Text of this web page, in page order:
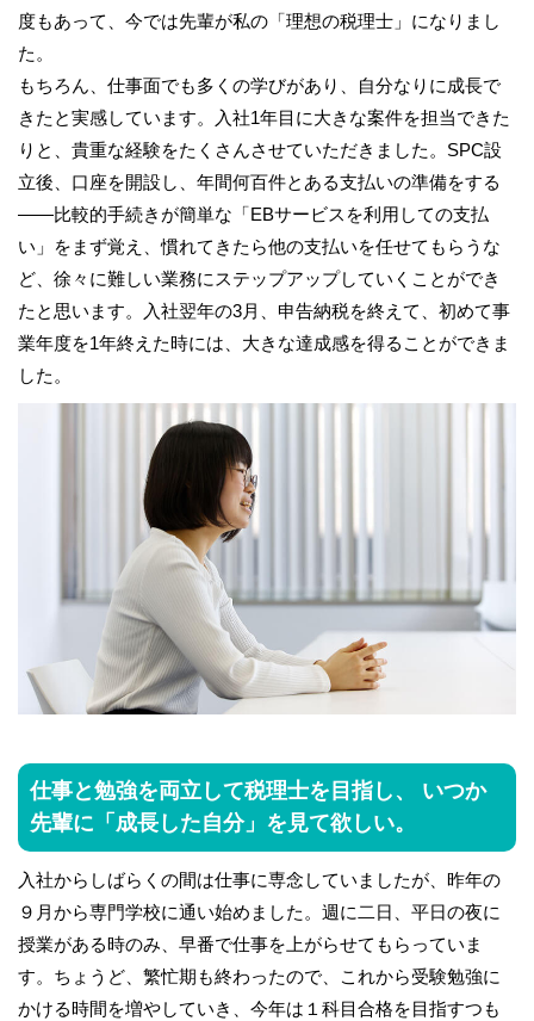
度もあって、今では先輩が私の「理想の税理士」になりまし
た。
もちろん、仕事面でも多くの学びがあり、自分なりに成長で
きたと実感しています。入社1年目に大きな案件を担当できた
りと、貴重な経験をたくさんさせていただきました。SPC設
立後、口座を開設し、年間何百件とある支払いの準備をする
――比較的手続きが簡単な「EBサービスを利用しての支払
い」をまず覚え、慣れてきたら他の支払いを任せてもらうな
ど、徐々に難しい業務にステップアップしていくことができ
たと思います。入社翌年の3月、申告納税を終えて、初めて事
業年度を1年終えた時には、大きな達成感を得ることができま
した。
仕事と勉強を両立して税理士を目指し、 いつか
先輩に「成長した自分」を見て欲しい。
入社からしばらくの間は仕事に専念していましたが、昨年の
９月から専門学校に通い始めました。週に二日、平日の夜に
授業がある時のみ、早番で仕事を上がらせてもらっていま
す。ちょうど、繁忙期も終わったので、これから受験勉強に
かける時間を増やしていき、今年は１科目合格を目指すつも